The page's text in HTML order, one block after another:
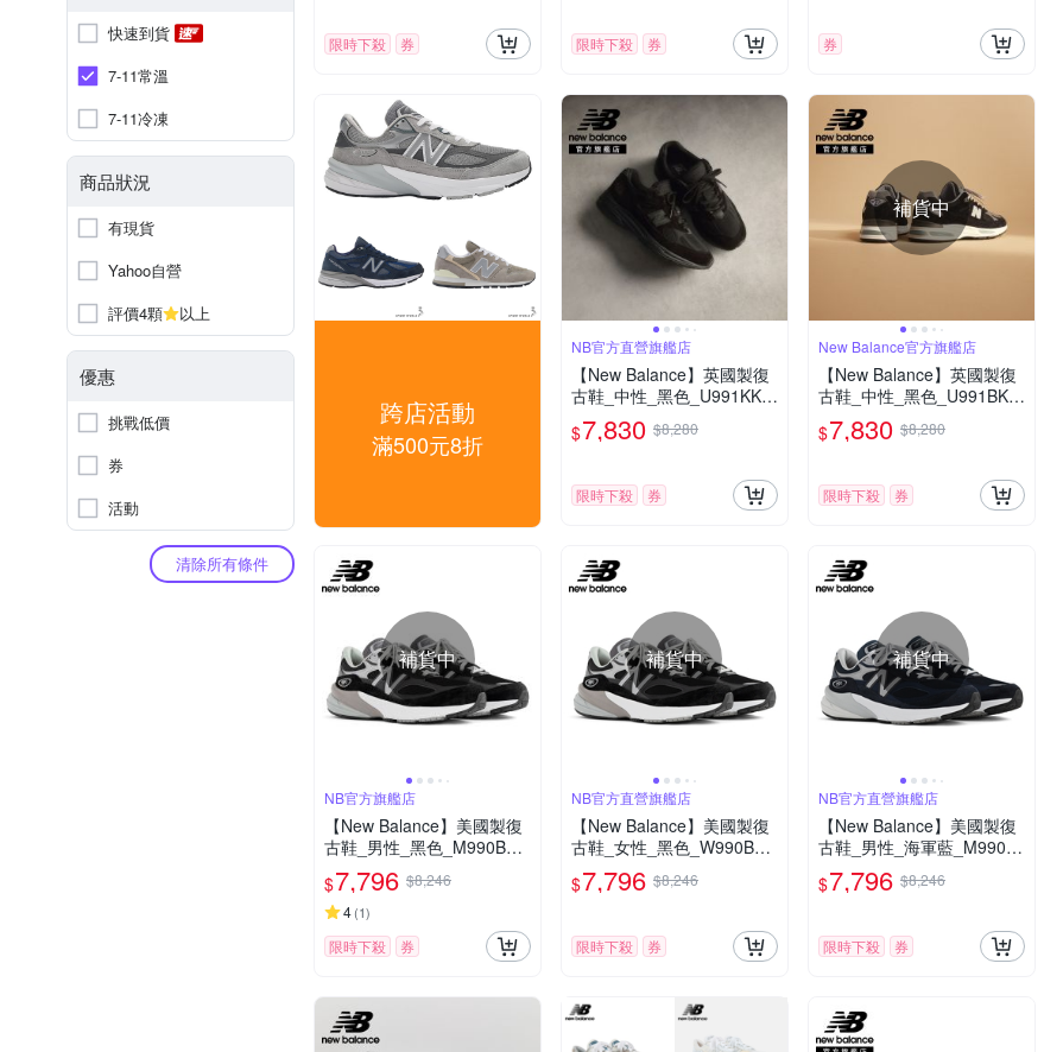
快速到貨
7-11常溫
7-11冷凍
商品狀況
有現貨
Yahoo自營
評價4顆
以上
優惠
挑戰低價
券
活動
清除所有條件
限時下殺 券 限時下殺 券 券
跨店活動
滿500元8折
NB官方直營旗艦店
【New Balance】英國製復
古鞋_中性_黑色_U991KK2-
$7,830 $8,280
限時下殺 券
補貨中
New Balance官方旗艦店
【New Balance】英國製復
古鞋_中性_黑色_U991BK2-
D楦
$7,830 $8,280
限時下殺 券
補貨中
NB官方旗艦店
【New Balance】美國製復
古鞋_男性_黑色_M990BK6
-2E楦
$7,796 $8,246
4(1)
限時下殺 券
補貨中
NB官方直營旗艦店
【New Balance】美國製復
古鞋_女性_黑色_W990BK6
-D楦
$7,796 $8,246
限時下殺 券
補貨中
NB官方直營旗艦店
【New Balance】美國製復
古鞋_男性_海軍藍_M990N
V6-D楦
$7,796 $8,246
限時下殺 券